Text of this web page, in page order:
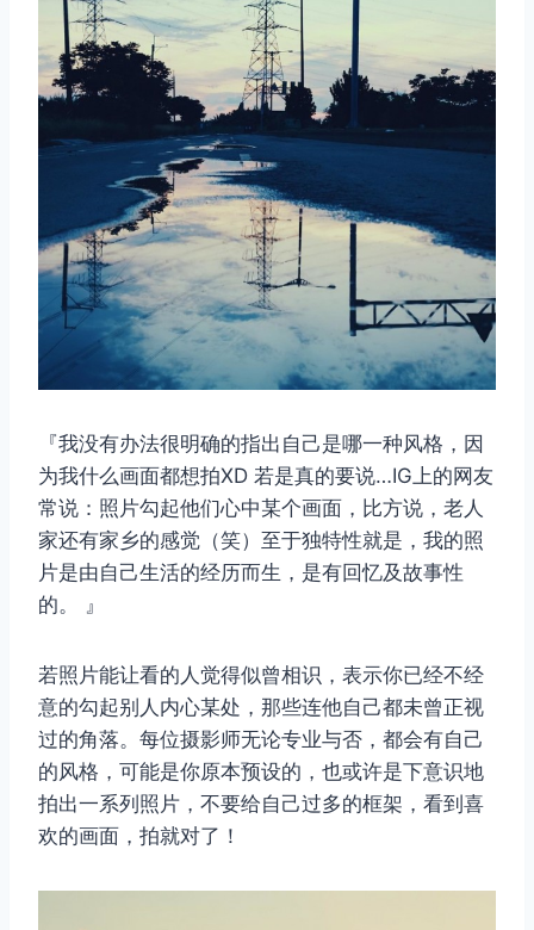
『我没有办法很明确的指出自己是哪一种风格，因
为我什么画面都想拍XD 若是真的要说…IG上的网友
常说：照片勾起他们心中某个画面，比方说，老人
家还有家乡的感觉（笑）至于独特性就是，我的照
片是由自己生活的经历而生，是有回忆及故事性
的。 』
若照片能让看的人觉得似曾相识，表示你已经不经
意的勾起别人内心某处，那些连他自己都未曾正视
过的角落。每位摄影师无论专业与否，都会有自己
的风格，可能是你原本预设的，也或许是下意识地
拍出一系列照片，不要给自己过多的框架，看到喜
欢的画面，拍就对了！